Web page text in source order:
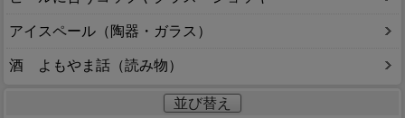
アイスペール（陶器・ガラス）
酒 よもやま話（読み物）
並び替え